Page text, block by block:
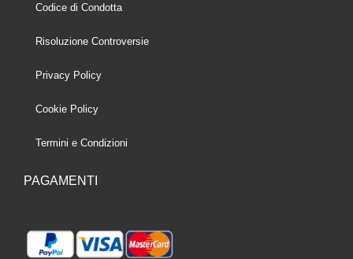
Codice di Condotta
Risoluzione Controversie
Privacy Policy
Cookie Policy
Termini e Condizioni
PAGAMENTI